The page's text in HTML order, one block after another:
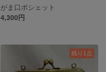
がま口ポシェット
4,300円
残り1点